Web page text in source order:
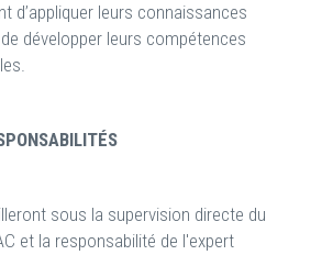
d’appliquer leurs connaissances
développer leurs compétences
sous la supervision directe du
et la responsabilité de l'expert